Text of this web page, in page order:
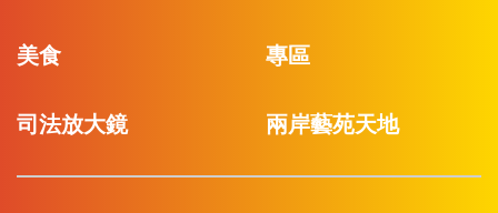
美食 專區
司法放大鏡 兩岸藝苑天地